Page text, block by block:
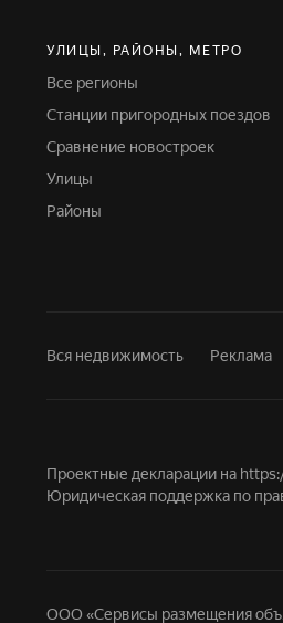
УЛИЦЫ, РАЙОНЫ, МЕТРО
Все регионы
Станции пригородных поездов
Сравнение новостроек
Улицы
Районы
Вся недвижимость Реклама
Проектные декларации на
Юридическая поддержка по
ООО «Сервисы размещения